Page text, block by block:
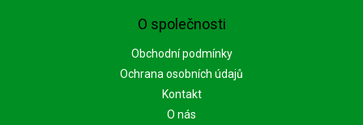
O společnosti
Obchodní podmínky
Ochrana osobních údajů
Kontakt
O nás